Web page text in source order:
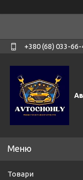
+380 (68) 033-66-
Товари